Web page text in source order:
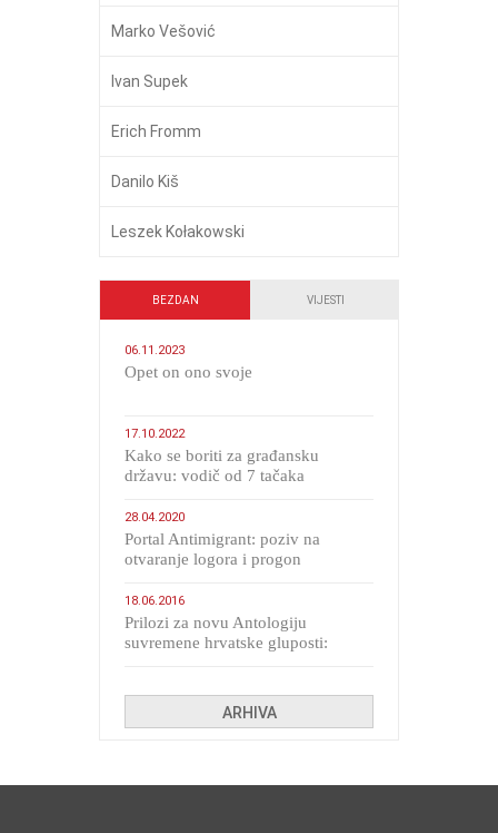
Marko Vešović
Ivan Supek
Erich Fromm
Danilo Kiš
Leszek Kołakowski
BEZDAN VIJESTI
06.11.2023
​Opet on ono svoje
17.10.2022
Kako se boriti za građansku
državu: vodič od 7 tačaka
28.04.2020
Portal Antimigrant: poziv na
otvaranje logora i progon
18.06.2016
Prilozi za novu Antologiju
suvremene hrvatske gluposti:
ARHIVA